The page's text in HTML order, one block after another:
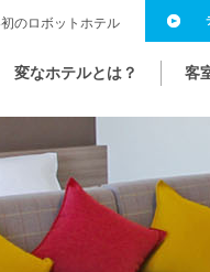
のロボットホテル
変なホテルとは？ 客